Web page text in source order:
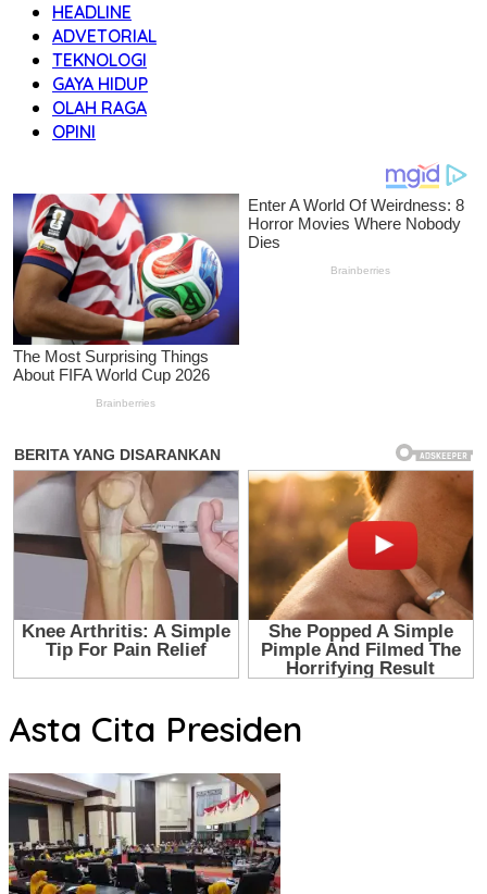
HEADLINE
ADVETORIAL
TEKNOLOGI
GAYA HIDUP
OLAH RAGA
OPINI
Asta Cita Presiden